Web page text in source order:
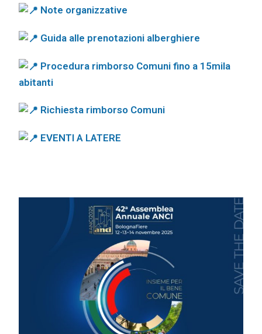
Note organizzative
Guida alle prenotazioni alberghiere
Procedura rimborso Comuni fino a 15mila
abitanti
Richiesta rimborso Comuni
EVENTI A LATERE